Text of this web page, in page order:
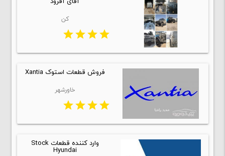
کن
star
star
star
star
فروش قطعات استوک Xantia
خاورشهر
star
star
star
star
وارد کننده قطعات Stock
Hyundai